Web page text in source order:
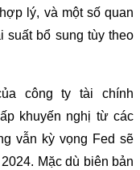
lý, và một số quan
suất bổ sung tùy theo
công ty tài chính
khuyến nghị từ các
vẫn kỳ vọng Fed sẽ
Mặc dù biên bản